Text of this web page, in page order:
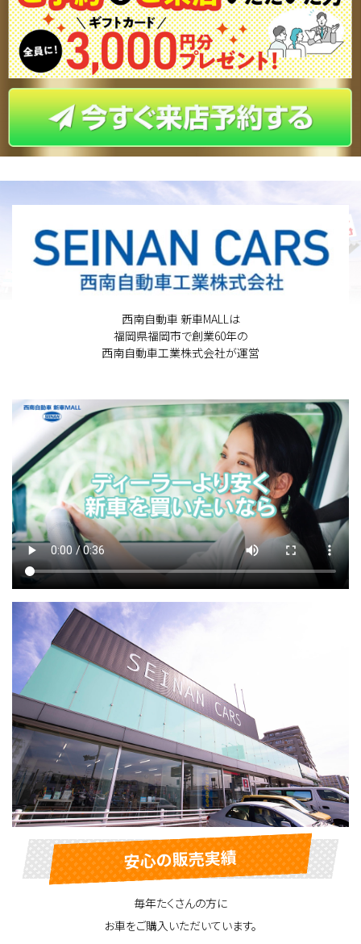
西南自動車 新車MALLは
福岡県福岡市で創業60年の
西南自動車工業株式会社が運営
安心の販売実績
毎年たくさんの方に
お車をご購入いただいています。